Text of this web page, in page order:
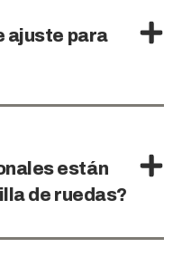
ajuste para
están
de ruedas?